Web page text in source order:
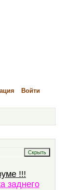
Войти
!!!
заднего